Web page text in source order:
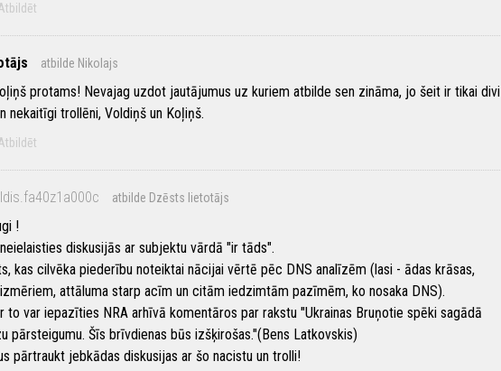
atbilde Nikolajs
protams! Nevajag uzdot jautājumus uz kuriem atbilde sen zināma, jo šeit ir tikai divi
nekaitīgi trollēni, Voldiņš un Koļiņš.
atbilde Dzēsts lietotājs
!
diskusijās ar subjektu vārdā "ir tāds".
kas cilvēka piederību noteiktai nācijai vērtē pēc DNS analīzēm (lasi - ādas krāsas,
attāluma starp acīm un citām iedzimtām pazīmēm, ko nosaka DNS).
to var iepazīties NRA arhīvā komentāros par rakstu "Ukrainas Bruņotie spēki sagādā
pārsteigumu. Šīs brīvdienas būs izšķirošas."(Bens Latkovskis)
pārtraukt jebkādas diskusijas ar šo nacistu un trolli!